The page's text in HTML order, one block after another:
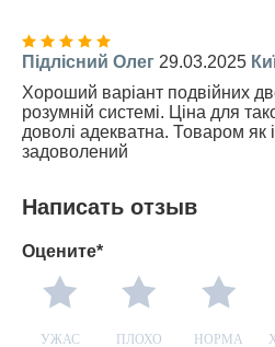
Підлісний Олег 29.03.2025
Хороший варіант подвійних
розумній системі. Ціна для
доволі адекватна. Товаром як
задоволений
Написать отзыв
Оцените*
УЖАС ПЛОХО НОРМА